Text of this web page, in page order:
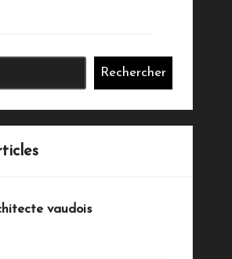
Rechercher
vaudois